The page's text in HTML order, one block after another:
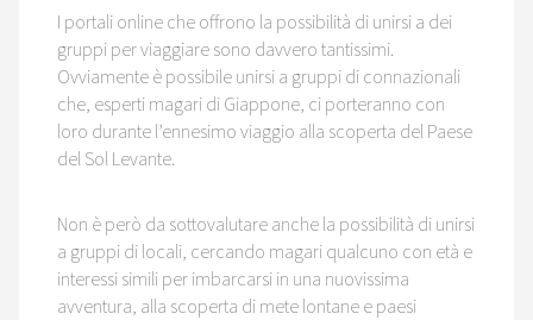
I portali online che offrono la possibilità di unirsi a dei
gruppi per viaggiare sono davvero tantissimi.
Ovviamente è possibile unirsi a gruppi di connazionali
che, esperti magari di Giappone, ci porteranno con
loro durante l’ennesimo viaggio alla scoperta del Paese
del Sol Levante.
Non è però da sottovalutare anche la possibilità di unirsi
a gruppi di locali, cercando magari qualcuno con età e
interessi simili per imbarcarsi in una nuovissima
avventura, alla scoperta di mete lontane e paesi